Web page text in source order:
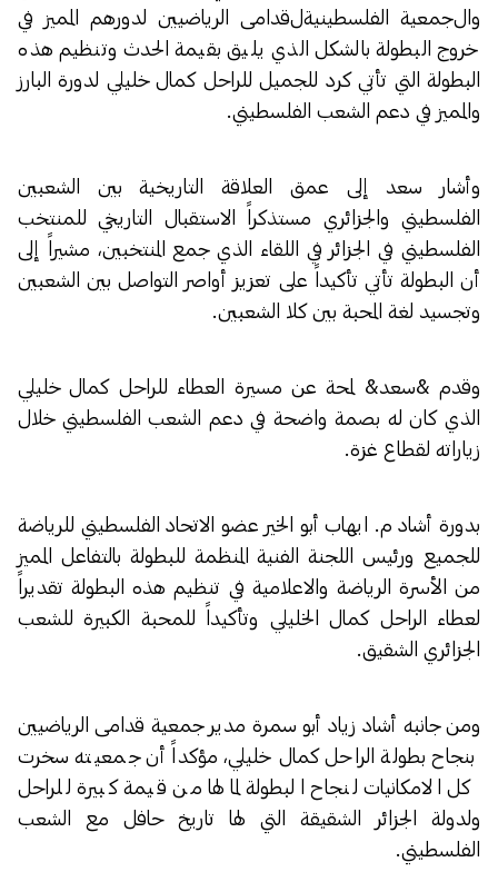
والجمعية الفلسطينيةلقدامى الرياضيين لدورهم المميز في
خروج البطولة بالشكل الذي يليق بقيمة الحدث وتنظيم هذه
البطولة التي تأتي كرد للجميل للراحل كمال خليلي لدورة البارز
والمميز في دعم الشعب الفلسطيني.
وأشار سعد إلى عمق العلاقة التاريخية بين الشعبين
الفلسطيني والجزائري مستذكراً الاستقبال التاريخي للمنتخب
الفلسطيني في الجزائر في اللقاء الذي جمع المنتخبين، مشيراً إلى
أن البطولة تأتي تأكيداً على تعزيز أواصر التواصل بين الشعبين
وتجسيد لغة المحبة بين كلا الشعبين.
وقدم &سعد& لمحة عن مسيرة العطاء للراحل كمال خليلي
الذي كان له بصمة واضحة في دعم الشعب الفلسطيني خلال
زياراته لقطاع غزة.
بدورة أشاد م. ايهاب أبو الخير عضو الاتحاد الفلسطيني للرياضة
للجميع ورئيس اللجنة الفنية المنظمة للبطولة بالتفاعل المميز
من الأسرة الرياضة والاعلامية في تنظيم هذه البطولة تقديراً
لعطاء الراحل كمال الخليلي وتأكيداً للمحبة الكبيرة للشعب
الجزائري الشقيق.
ومن جانبه أشاد زياد أبو سمرة مدير جمعية قدامى الرياضيين
بنجاح بطولة الراحل كمال خليلي، مؤكداً أن جمعيته سخرت
كل الامكانيات لنجاح البطولة لما لها من قيمة كبيرة للراحل
ولدولة الجزائر الشقيقة التي لها تاريخ حافل مع الشعب
الفلسطيني.